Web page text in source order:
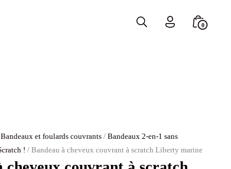
Search
0
Bandeaux et foulards couvrants /Bandeaux 2-en-1 sans
! / Bandeau à cheveux couvrant à scratch Liberty marine